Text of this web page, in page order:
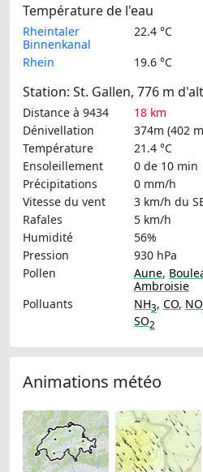
Température de l'eau
Rheintaler
Binnenkanal
22.4 °C
Rhein
19.6 °C
Station: St. Gallen, 776 m
Distance à 9434
18 km
Dénivellation
374m (402
Température
21.4 °C
Ensoleillement
0 de 10 min
Précipitations
0 mm/h
Vitesse du vent
3 km/h du
Rafales
5 km/h
Humidité
56%
Pression
930 hPa
Pollen
Aune,
Ambroisie
Polluants
NH3, CO, NO
SO2
Animations météo